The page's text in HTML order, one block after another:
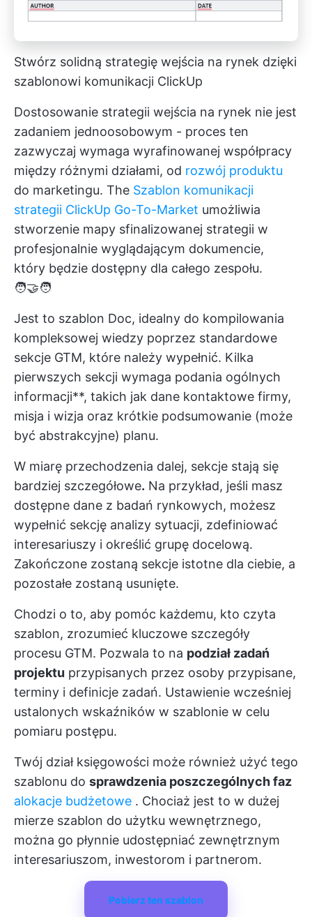
Stwórz solidną strategię wejścia na rynek dzięki
szablonowi komunikacji ClickUp
Dostosowanie strategii wejścia na rynek nie jest
zadaniem jednoosobowym - proces ten
zazwyczaj wymaga wyrafinowanej współpracy
między różnymi działami, od rozwój produktu
do marketingu. The Szablon komunikacji
strategii ClickUp Go-To-Market umożliwia
stworzenie mapy sfinalizowanej strategii w
profesjonalnie wyglądającym dokumencie,
który będzie dostępny dla całego zespołu.
🧑‍🤝‍🧑
Jest to szablon Doc, idealny do kompilowania
kompleksowej wiedzy poprzez standardowe
sekcje GTM, które należy wypełnić. Kilka
pierwszych sekcji wymaga podania ogólnych
informacji**, takich jak dane kontaktowe firmy,
misja i wizja oraz krótkie podsumowanie (może
być abstrakcyjne) planu.
W miarę przechodzenia dalej, sekcje stają się
bardziej szczegółowe. Na przykład, jeśli masz
dostępne dane z badań rynkowych, możesz
wypełnić sekcję analizy sytuacji, zdefiniować
interesariuszy i określić grupę docelową.
Zakończone zostaną sekcje istotne dla ciebie, a
pozostałe zostaną usunięte.
Chodzi o to, aby pomóc każdemu, kto czyta
szablon, zrozumieć kluczowe szczegóły
procesu GTM. Pozwala to na podział zadań
projektu przypisanych przez osoby przypisane,
terminy i definicje zadań. Ustawienie wcześniej
ustalonych wskaźników w szablonie w celu
pomiaru postępu.
Twój dział księgowości może również użyć tego
szablonu do sprawdzenia poszczególnych faz
alokacje budżetowe . Chociaż jest to w dużej
mierze szablon do użytku wewnętrznego,
można go płynnie udostępniać zewnętrznym
interesariuszom, inwestorom i partnerom.
Pobierz ten szablon